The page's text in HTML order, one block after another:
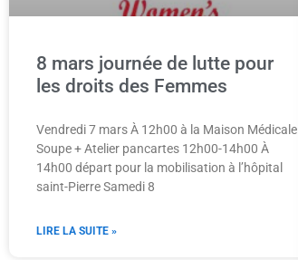
8 mars journée de lutte pour
les droits des Femmes
Vendredi 7 mars À 12h00 à la Maison Médicale
Soupe + Atelier pancartes 12h00-14h00 À
14h00 départ pour la mobilisation à l’hôpital
saint-Pierre Samedi 8
LIRE LA SUITE »